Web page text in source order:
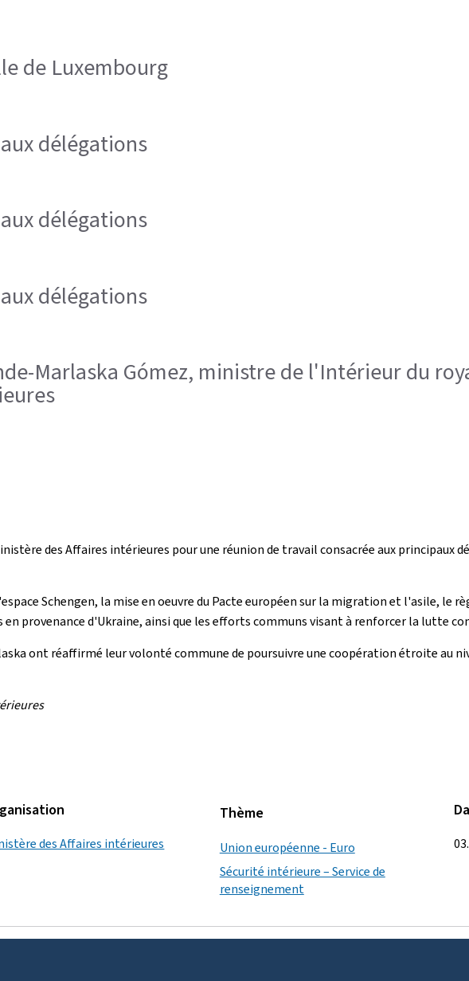
de Luxembourg
délégations
délégations
délégations
Marlaska Gómez, ministre de l'Intérieur du
des Affaires intérieures pour une réunion de travail consacrée aux principaux
Schengen, la mise en oeuvre du Pacte européen sur la migration et l'asile, le
en provenance d'Ukraine, ainsi que les efforts communs visant à renforcer la lutte
ont réaffirmé leur volonté commune de poursuivre une coopération étroite au
des Affaires intérieures
Thème
Union européenne - Euro
Sécurité intérieure – Service de
renseignement